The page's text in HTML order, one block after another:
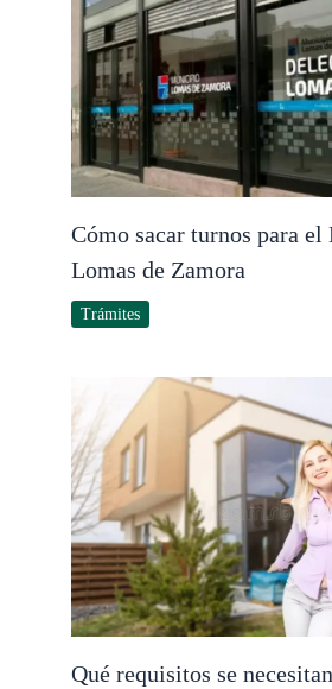
Cómo sacar turnos para el
Lomas de Zamora
Trámites
Qué requisitos se